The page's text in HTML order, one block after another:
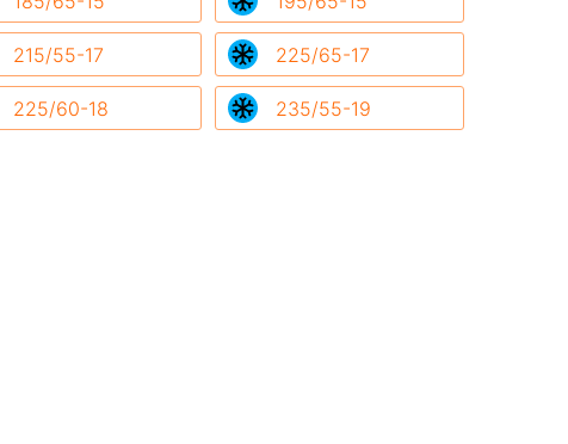
215/55-17 225/65-17
225/60-18 235/55-19